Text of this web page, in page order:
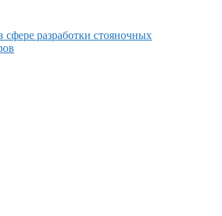
разработки стояночных